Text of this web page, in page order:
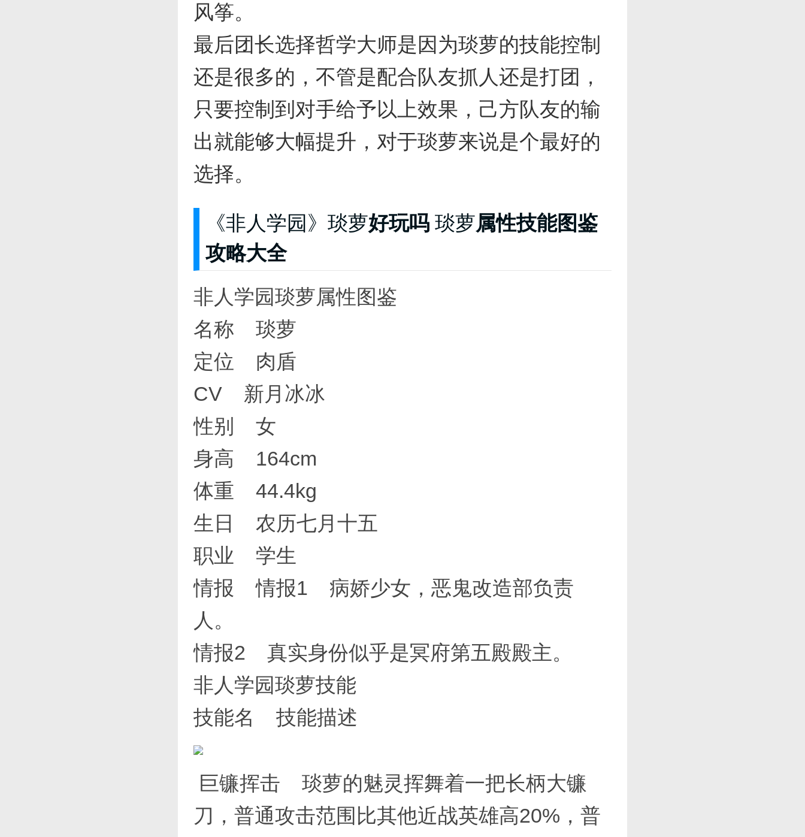
风筝。
最后团长选择哲学大师是因为琰萝的技能控制
还是很多的，不管是配合队友抓人还是打团，
只要控制到对手给予以上效果，己方队友的输
出就能够大幅提升，对于琰萝来说是个最好的
选择。
《非人学园》琰萝好玩吗 琰萝属性技能图鉴
攻略大全
非人学园琰萝属性图鉴
名称 琰萝
定位 肉盾
CV 新月冰冰
性别 女
身高 164cm
体重 44.4kg
生日 农历七月十五
职业 学生
情报 情报1 病娇少女，恶鬼改造部负责
人。
情报2 真实身份似乎是冥府第五殿殿主。
非人学园琰萝技能
技能名 技能描述
巨镰挥击 琰萝的魅灵挥舞着一把长柄大镰
刀，普通攻击范围比其他近战英雄高20%，普